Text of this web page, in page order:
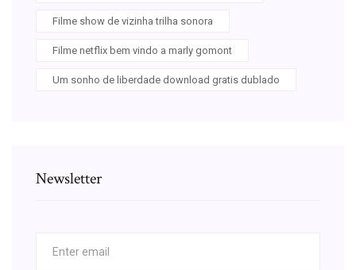
Filme show de vizinha trilha sonora
Filme netflix bem vindo a marly gomont
Um sonho de liberdade download gratis dublado
Newsletter